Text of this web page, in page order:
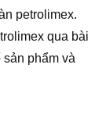
petrolimex.
qua bài
phẩm và